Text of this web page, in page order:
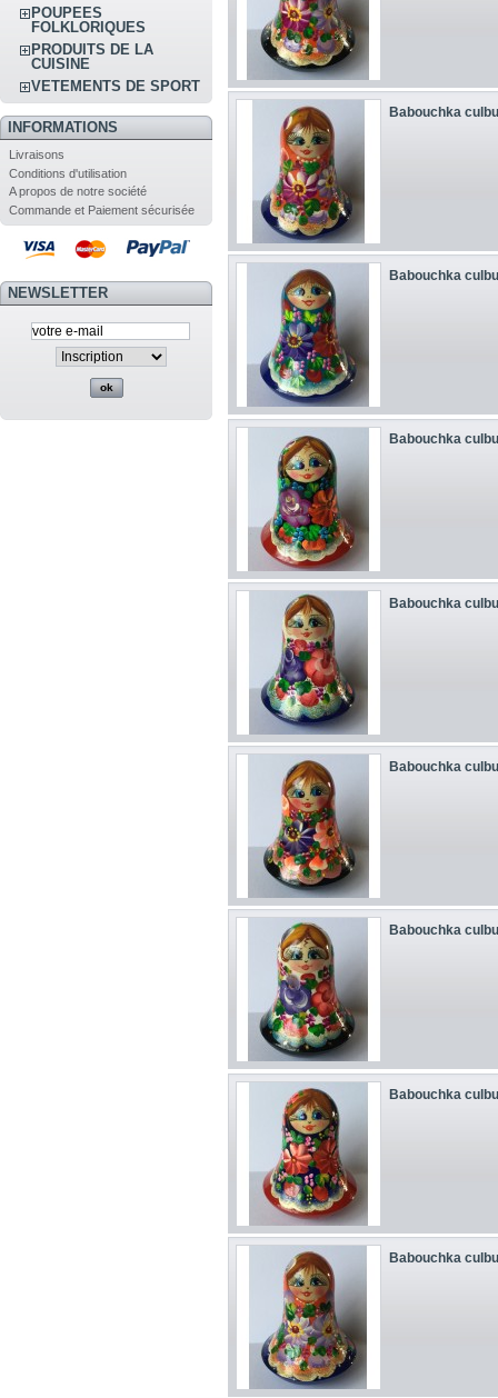
POUPEES
FOLKLORIQUES
PRODUITS DE LA
CUISINE
VETEMENTS DE SPORT
INFORMATIONS
Livraisons
Conditions d'utilisation
A propos de notre société
Commande et Paiement sécurisée
NEWSLETTER
Babouchka
Babouchka
Babouchka
Babouchka
Babouchka
Babouchka
Babouchka
Babouchka